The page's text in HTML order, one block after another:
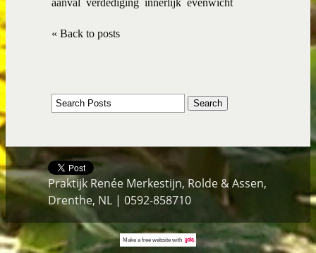
« Back to posts
Praktijk Renée Merkestijn, Rolde & Assen,
Drenthe, NL | 0592-858710
Make a free websitewith